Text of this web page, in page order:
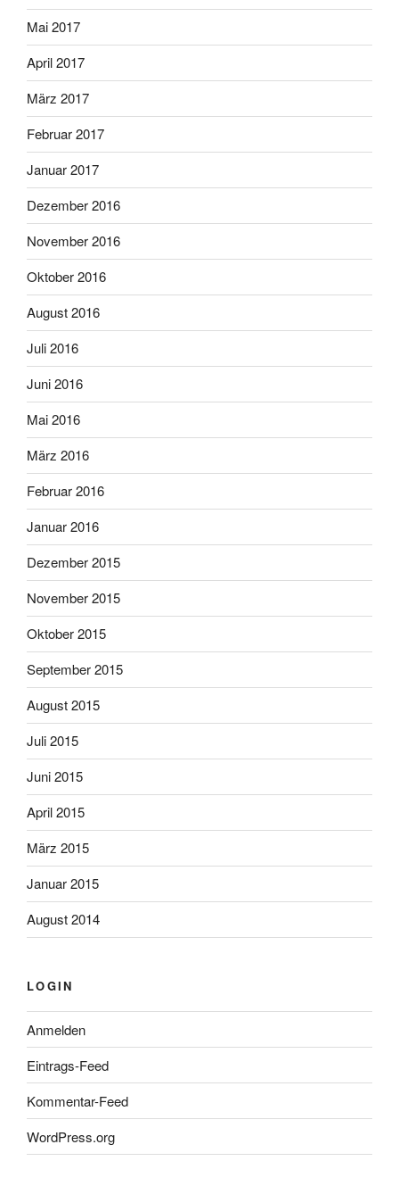
Mai 2017
April 2017
März 2017
Februar 2017
Januar 2017
Dezember 2016
November 2016
Oktober 2016
August 2016
Juli 2016
Juni 2016
Mai 2016
März 2016
Februar 2016
Januar 2016
Dezember 2015
November 2015
Oktober 2015
September 2015
August 2015
Juli 2015
Juni 2015
April 2015
März 2015
Januar 2015
August 2014
LOGIN
Anmelden
Eintrags-Feed
Kommentar-Feed
WordPress.org